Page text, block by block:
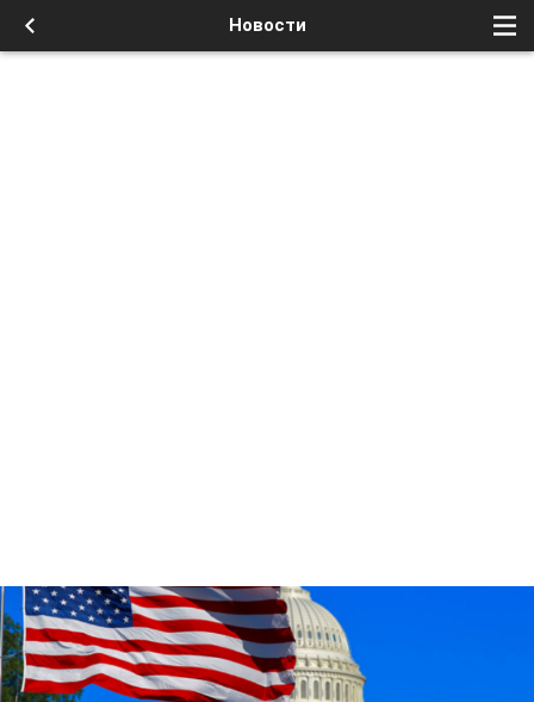
Новости